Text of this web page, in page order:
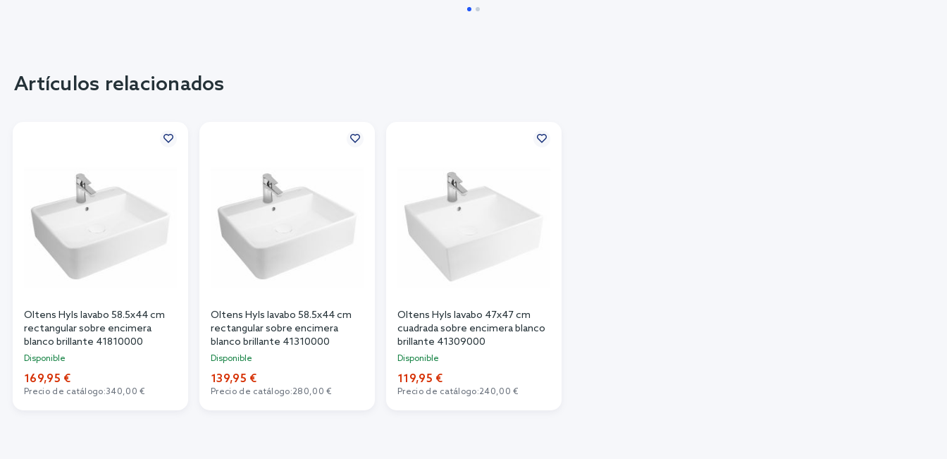
Artículos relacionados
Oltens Hyls lavabo 58.5x44 cm
rectangular sobre encimera
blanco brillante 41810000
Disponible
169,95 €
Precio de catálogo:340,00 €
Oltens Hyls lavabo 58.5x44 cm
rectangular sobre encimera
blanco brillante 41310000
Disponible
139,95 €
Precio de catálogo:280,00 €
Oltens Hyls lavabo 47x47 cm
cuadrada sobre encimera blanco
brillante 41309000
Disponible
119,95 €
Precio de catálogo:240,00 €